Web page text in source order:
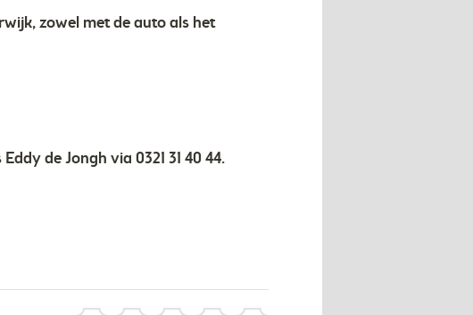
zowel met de auto als het
de Jongh via 0321 31 40 44.